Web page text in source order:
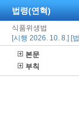
법령(연혁)
식품위생법
[시행 2026. 10. 8.] [
본문
부칙